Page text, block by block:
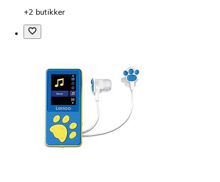
+2 butikker